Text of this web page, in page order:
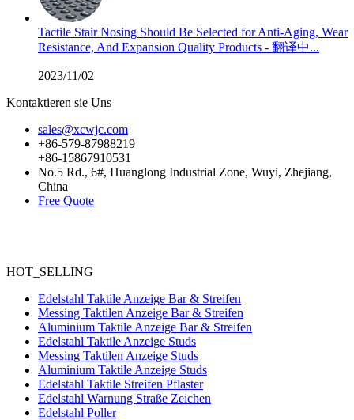
Tactile Stair Nosing Should Be Selected for Anti-Aging, Wear
Resistance, And Expansion Quality Products - 翻译中...
2023/11/02
Kontaktieren sie Uns
sales@xcwjc.com
+86-579-87988219
+86-15867910531
No.5 Rd., 6#, Huanglong Industrial Zone, Wuyi, Zhejiang,
China
Free Quote
HOT_SELLING
Edelstahl Taktile Anzeige Bar & Streifen
Messing Taktilen Anzeige Bar & Streifen
Aluminium Taktile Anzeige Bar & Streifen
Edelstahl Taktile Anzeige Studs
Messing Taktilen Anzeige Studs
Aluminium Taktile Anzeige Studs
Edelstahl Taktile Streifen Pflaster
Edelstahl Warnung Straße Zeichen
Edelstahl Poller